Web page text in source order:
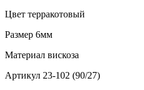
Цвет терракотовый
Размер 6мм
Материал вискоза
Артикул 23-102 (90/27)